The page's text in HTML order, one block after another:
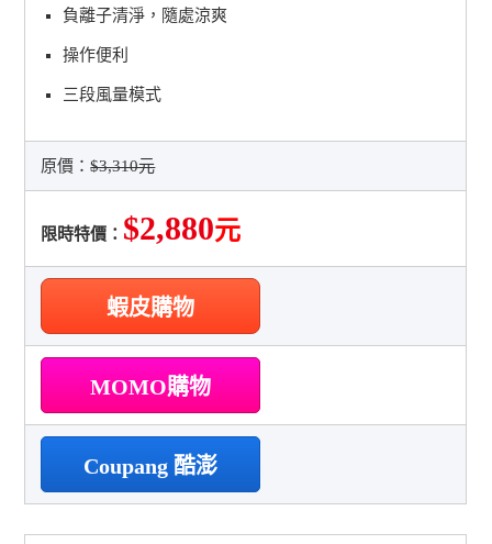
負離子清淨，隨處涼爽
操作便利
三段風量模式
原價：$3,310元
限時特價： $2,880元
蝦皮購物
MOMO購物
Coupang 酷澎